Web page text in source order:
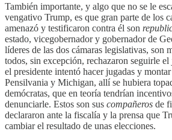
También importante, y algo que no se le
vengativo Trump, es que gran parte de los
amenazó y testificaron contra él son
estado, vicegobernador y gobernador de
líderes de las dos cámaras legislativas, son
todos, sin excepción, rechazaron seguirle
el presidente intentó hacer jugadas y
Pensilvania y Michigan, allí se hubiera
demócratas, que en teoría tendrían
denunciarle. Estos son sus compañeros de
declararon ante la fiscalía y la prensa que
cambiar el resultado de unas elecciones.